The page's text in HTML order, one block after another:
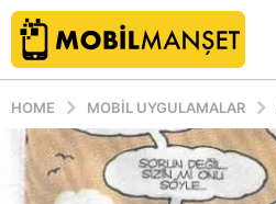
HOME MOBIL UYGULAMALAR